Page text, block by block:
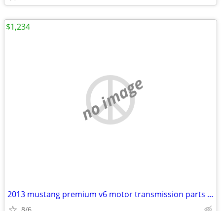
no image
2013 mustang premium v6 motor transmission parts for salefor sale
$1,234